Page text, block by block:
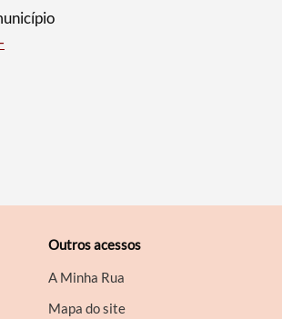
Outros acessos
A Minha Rua
Mapa do site